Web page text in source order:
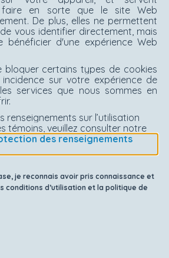
faire en sorte que le site Web
De plus, elles ne permettent
vous identifier directement, mais
bénéficier d'une expérience Web
bloquer certains types de cookies
sur votre expérience de
services que nous sommes en
renseignements sur l’utilisation
témoins, veuillez consulter notre
des renseignements
je reconnais avoir pris connaissance et
conditions d’utilisation et la politique de